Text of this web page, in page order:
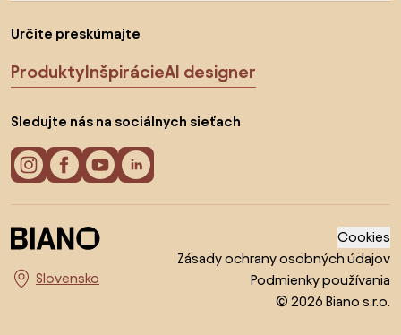
Určite preskúmajte
ProduktyInšpirácieAI designer
Sledujte nás na sociálnych sieťach
Vyberte krajinu
Cookies
Zásady ochrany osobných údajov
Podmienky používania
© 2026 Biano s.r.o.